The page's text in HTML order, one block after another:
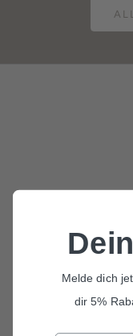
Melde dich
dir 5%